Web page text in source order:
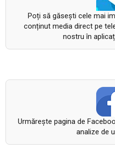
Poți să găsești cele mai
conținut media direct pe
nostru în
Urmăreşte pagina de
analize de